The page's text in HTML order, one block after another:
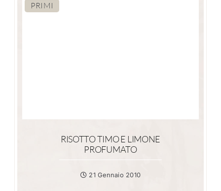
PRIMI
RISOTTO TIMO E LIMONE
PROFUMATO
21 Gennaio 2010